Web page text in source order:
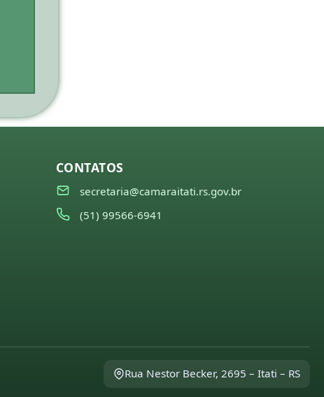
CONTATOS
secretaria@camaraitati.rs.gov.br
(51) 99566-6941
Rua Nestor Becker, 2695 – Itati – RS